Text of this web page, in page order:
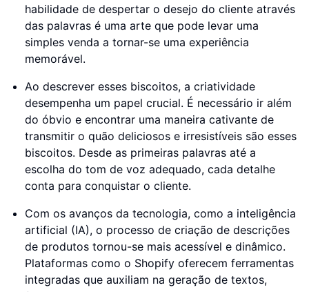
habilidade de despertar o desejo do cliente através
das palavras é uma arte que pode levar uma
simples venda a tornar-se uma experiência
memorável.
Ao descrever esses biscoitos, a criatividade
desempenha um papel crucial. É necessário ir além
do óbvio e encontrar uma maneira cativante de
transmitir o quão deliciosos e irresistíveis são esses
biscoitos. Desde as primeiras palavras até a
escolha do tom de voz adequado, cada detalhe
conta para conquistar o cliente.
Com os avanços da tecnologia, como a inteligência
artificial (IA), o processo de criação de descrições
de produtos tornou-se mais acessível e dinâmico.
Plataformas como o Shopify oferecem ferramentas
integradas que auxiliam na geração de textos,